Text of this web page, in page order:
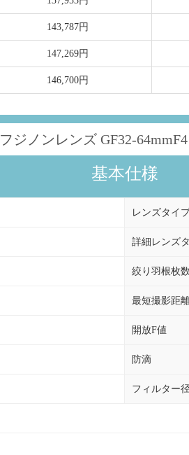
143,787円
147,269円
146,700円
フジノンレンズ GF32-
基本仕様
レンズタイ
詳細レンズ
絞り羽根枚数
最短撮影距
開放F値
防滴
フィルター